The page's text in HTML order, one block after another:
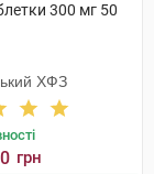
300 мг 50
ХФЗ
грн